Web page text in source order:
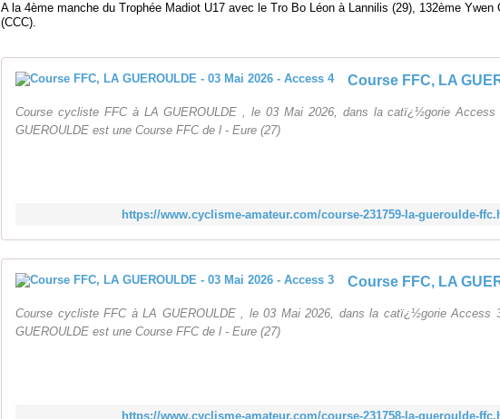
A la 4ème manche du Trophée Madiot U17 avec le Tro Bo Léon à Lannilis (29), 132ème Ywen
(CCC).
Course cycliste FFC à LA GUEROULDE , le 03 Mai 2026, dans la catï¿½gorie Access
GUEROULDE est une Course FFC de l - Eure (27)
https://www.cyclisme-amateur.com/course-231759-la-gueroulde-
Course cycliste FFC à LA GUEROULDE , le 03 Mai 2026, dans la catï¿½gorie Access
GUEROULDE est une Course FFC de l - Eure (27)
https://www.cyclisme-amateur.com/course-231758-la-gueroulde-